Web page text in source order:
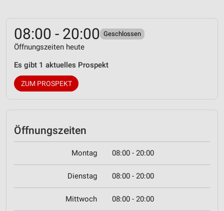
08:00 - 20:00 Geschlossen
Öffnungszeiten heute
Es gibt 1 aktuelles Prospekt
ZUM PROSPEKT
Öffnungszeiten
Montag 08:00 - 20:00
Dienstag 08:00 - 20:00
Mittwoch 08:00 - 20:00